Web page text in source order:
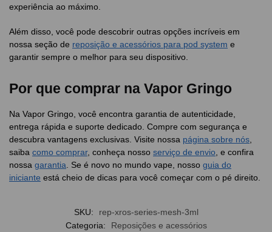
experiência ao máximo.
Além disso, você pode descobrir outras opções incríveis em
nossa seção de reposição e acessórios para pod system e
garantir sempre o melhor para seu dispositivo.
Por que comprar na Vapor Gringo
Na Vapor Gringo, você encontra garantia de autenticidade,
entrega rápida e suporte dedicado. Compre com segurança e
descubra vantagens exclusivas. Visite nossa página sobre nós
saiba como comprar, conheça nosso serviço de envio , e confira
nossa garantia . Se é novo no mundo vape, nosso guia do
iniciante está cheio de dicas para você começar com o pé direito.
SKU:
rep-xros-series-mesh-3ml
Categoria:
Reposições e acessórios